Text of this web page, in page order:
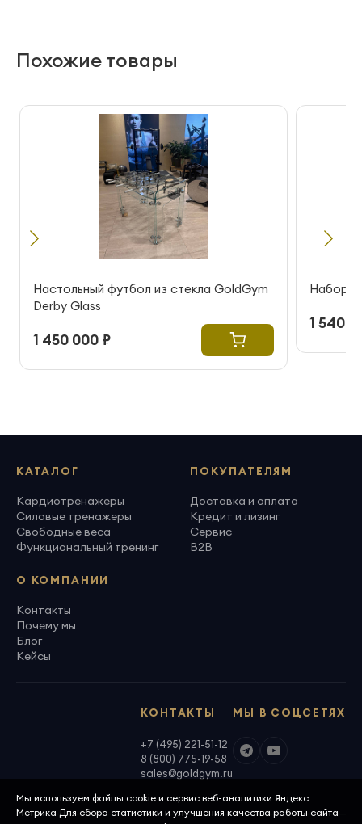
Похожие товары
Настольный футбол из стекла GoldGym
Derby Glass
1 450 000 ₽
Набор
1 540
КАТАЛОГ
Кардиотренажеры
Силовые тренажеры
Свободные веса
Функциональный тренинг
ПОКУПАТЕЛЯМ
Доставка и оплата
Кредит и лизинг
Сервис
B2B
О КОМПАНИИ
Контакты
Почему мы
Блог
Кейсы
МЫ В СОЦСЕТЯХ
КОНТАКТЫ
+7 (495) 221-51-12
8 (800) 775-19-58
sales@goldgym.ru
Мы используем файлы cookie и сервис веб-аналитики Яндекс
Метрика Для сбора статистики и улучшения качества работы сайта